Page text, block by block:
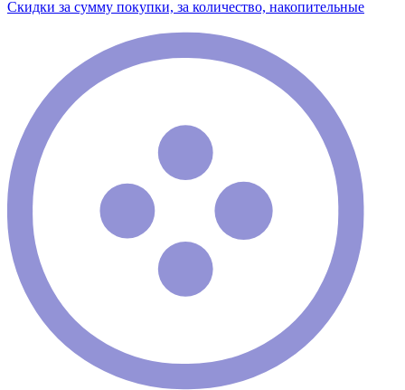
Скидки за сумму покупки, за количество, накопительные